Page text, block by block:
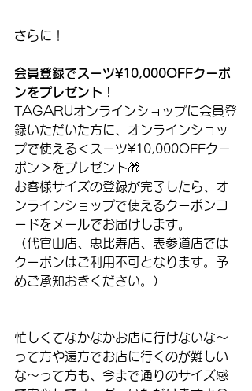
さらに！
会員登録でスーツ¥10,000OFFクーポ
ンをプレゼント！
TAGARUオンラインショップに会員登
録いただいた方に、オンラインショッ
プで使える＜スーツ¥10,000OFFクー
ポン＞をプレゼント🎁
お客様サイズの登録が完了したら、オ
ンラインショップで使えるクーポンコ
ードをメールでお届けします。
（代官山店、恵比寿店、表参道店では
クーポンはご利用不可となります。予
めご承知おきください。）
忙しくてなかなかお店に行けないな〜
って方や遠方でお店に行くのが難しい
な〜って方も、今まで通りのサイズ感